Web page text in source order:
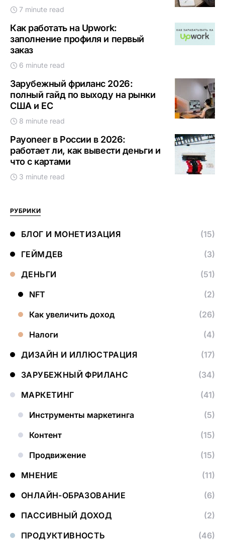
7 minute read
Как работать на Upwork:
заполнение профиля и первый
заказ
6 minute read
Зарубежный фриланс 2026:
полный гайд по выходу на рынки
США и ЕС
8 minute read
Payoneer в России в 2026:
работает ли, как вывести деньги и
что с картами
3 minute read
РУБРИКИ
БЛОГ И МОНЕТИЗАЦИЯ
(15)
ГЕЙМДЕВ
(3)
ДЕНЬГИ
(51)
NFT
(2)
Как увеличить доход
(26)
Налоги
(4)
ДИЗАЙН И ИЛЛЮСТРАЦИЯ
(17)
ЗАРУБЕЖНЫЙ ФРИЛАНС
(34)
МАРКЕТИНГ
(41)
Инструменты маркетинга
(5)
Контент
(15)
Продвижение
(15)
МНЕНИЕ
(11)
ОНЛАЙН-ОБРАЗОВАНИЕ
(6)
ПАССИВНЫЙ ДОХОД
(2)
ПРОДУКТИВНОСТЬ
(46)